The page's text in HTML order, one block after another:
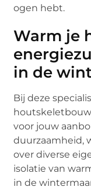
ogen hebt.
Warm je
in de
Bij deze
voor jouw
duurzaamheid,
over diverse
isolatie van
in de